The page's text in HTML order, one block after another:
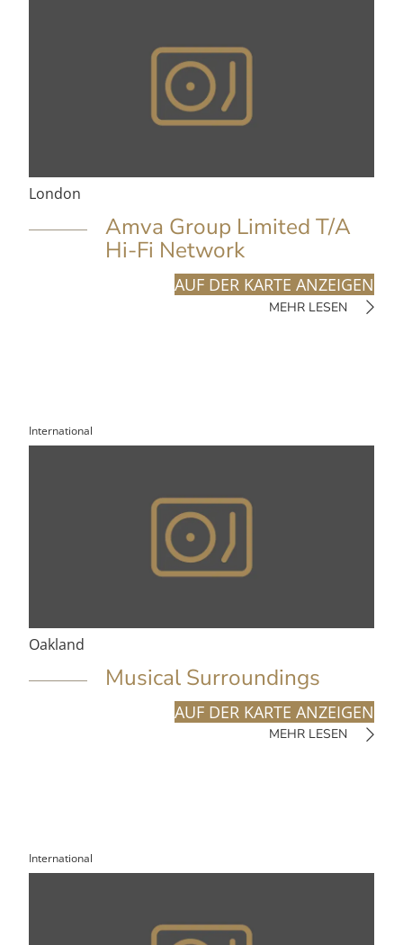
London
Amva Group Limited T/A
Hi-Fi Network
AUF DER KARTE ANZEIGEN
MEHR LESEN
International
Oakland
Musical Surroundings
AUF DER KARTE ANZEIGEN
MEHR LESEN
International